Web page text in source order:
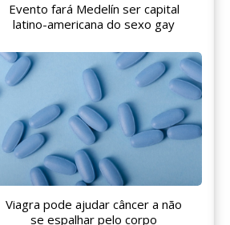
Evento fará Medelín ser capital
latino-americana do sexo gay
Viagra pode ajudar câncer a não
se espalhar pelo corpo